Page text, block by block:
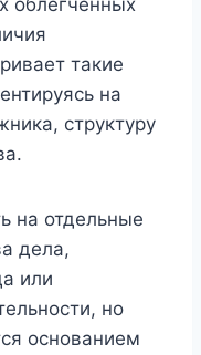
такие
на
структуру
на отдельные
дела,
или
но
основанием